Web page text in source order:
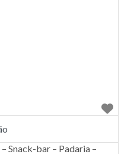
Snack-bar – Padaria –